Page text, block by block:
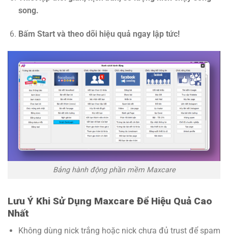
song.
Bấm Start và theo dõi hiệu quả ngay lập tức!
Bảng hành động phần mềm Maxcare
Lưu Ý Khi Sử Dụng Maxcare Để Hiệu Quả Cao
Nhất
Không dùng nick trắng hoặc nick chưa đủ trust để spam